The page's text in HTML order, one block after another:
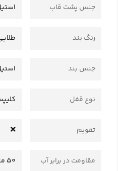
جنس پشت قاب
رنگ بند
جنس بند
نوع قفل
تقویم
مقاومت در برابر آب 50 متر